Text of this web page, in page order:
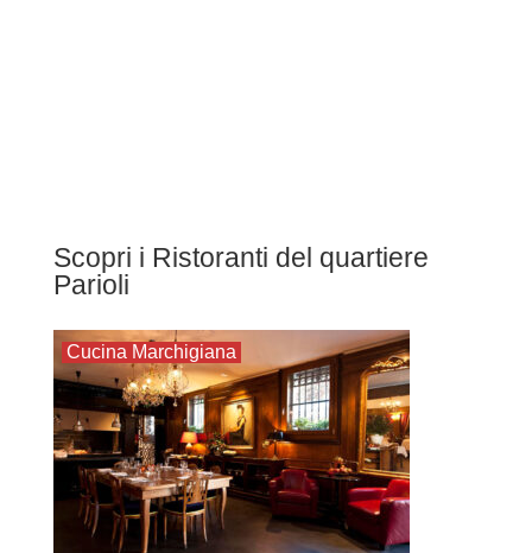
Scopri i Ristoranti del quartiere
Parioli
Cucina Marchigiana